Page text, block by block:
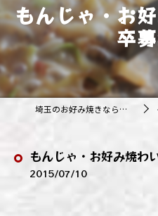
もんじゃ・お
卒
埼玉のお好み焼きなら株式会社アジルカンパニー
もんじゃ・お好み焼わ
2015/07/10